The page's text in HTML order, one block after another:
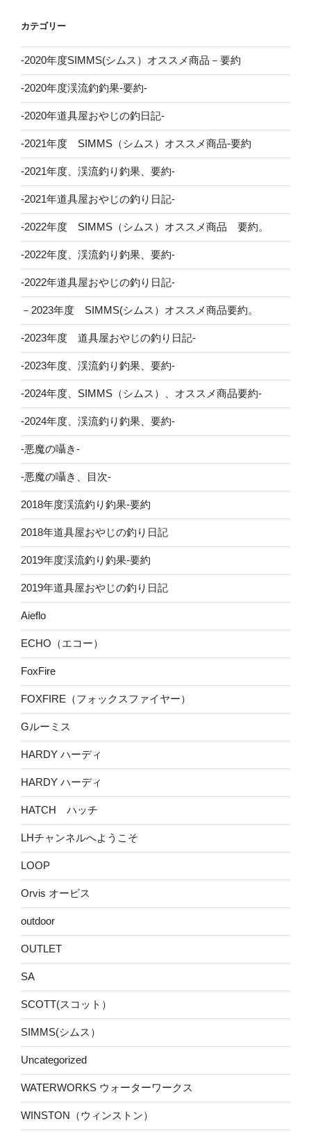
カテゴリー
-2020年度SIMMS(シムス）オススメ商品－要約
-2020年度渓流釣釣果-要約-
-2020年道具屋おやじの釣日記-
-2021年度 SIMMS（シムス）オススメ商品-要約
-2021年度、渓流釣り釣果、要約-
-2021年道具屋おやじの釣り日記-
-2022年度 SIMMS（シムス）オススメ商品 要約。
-2022年度、渓流釣り釣果、要約-
-2022年道具屋おやじの釣り日記-
－2023年度 SIMMS(シムス）オススメ商品要約。
-2023年度 道具屋おやじの釣り日記-
-2023年度、渓流釣り釣果、要約-
-2024年度、SIMMS（シムス）、オススメ商品要約-
-2024年度、渓流釣り釣果、要約-
-悪魔の囁き-
-悪魔の囁き、目次-
2018年度渓流釣り釣果-要約
2018年道具屋おやじの釣り日記
2019年度渓流釣り釣果-要約
2019年道具屋おやじの釣り日記
Aieflo
ECHO（エコー）
FoxFire
FOXFIRE（フォックスファイヤー）
Gルーミス
HARDY ハーディ
HARDY ハーディ
HATCH ハッチ
LHチャンネルへようこそ
LOOP
Orvis オービス
outdoor
OUTLET
SA
SCOTT(スコット）
SIMMS(シムス）
Uncategorized
WATERWORKS ウォーターワークス
WINSTON（ウィンストン）